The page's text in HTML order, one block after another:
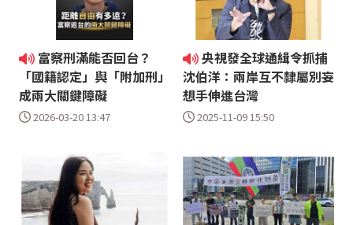
富察刑滿能否回台？
「國籍認定」與「附加刑」
成兩大關鍵障礙
2026-03-20 13:47
央視發全球通緝令抓捕
沈伯洋：兩岸互不隸屬別妄
想手伸進台灣
2025-11-09 15:50